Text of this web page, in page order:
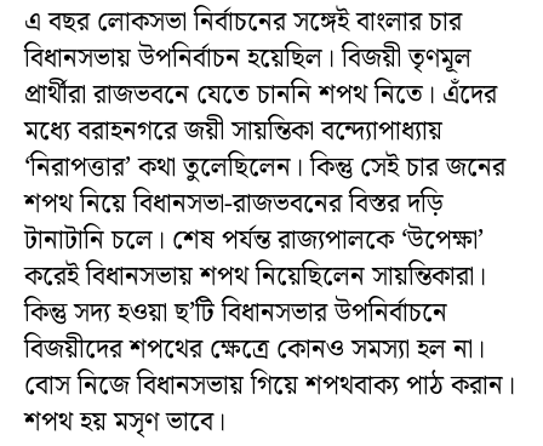
এ বছর লোকসভা নির্বাচনের সঙ্গেই বাংলার চার
বিধানসভায় উপনির্বাচন হয়েছিল। বিজয়ী তৃণমূল
প্রার্থীরা রাজভবনে যেতে চাননি শপথ নিতে। এঁদের
মধ্যে বরাহনগরে জয়ী সায়ন্তিকা বন্দ্যোপাধ্যায়
‘নিরাপত্তার’ কথা তুলেছিলেন। কিন্তু সেই চার জনের
শপথ নিয়ে বিধানসভা-রাজভবনের বিস্তর দড়ি
টানাটানি চলে। শেষ পর্যন্ত রাজ্যপালকে ‘উপেক্ষা’
করেই বিধানসভায় শপথ নিয়েছিলেন সায়ন্তিকারা।
কিন্তু সদ্য হওয়া ছ’টি বিধানসভার উপনির্বাচনে
বিজয়ীদের শপথের ক্ষেত্রে কোনও সমস্যা হল না।
বোস নিজে বিধানসভায় গিয়ে শপথবাক্য পাঠ করান।
শপথ হয় মসৃণ ভাবে।